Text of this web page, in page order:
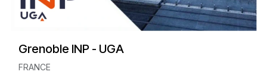
Grenoble INP - UGA
FRANCE